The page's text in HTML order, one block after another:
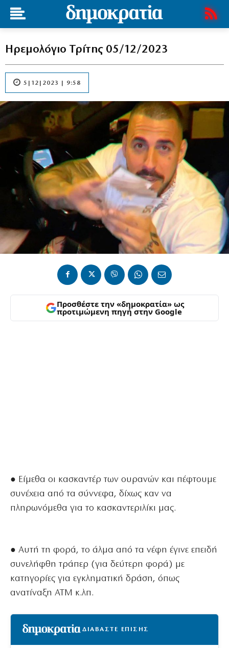
Ηρεμολόγιο Τρίτης 05/12/2023
5|12|2023 | 9:58
Προσθέστε την «δημοκρατία» ως
προτιμώμενη πηγή στην Google
● Είμεθα οι κασκαντέρ των ουρανών και πέφτουμε
συνέχεια από τα σύννεφα, δίχως καν να
πληρωνόμεθα για το κασκαντεριλίκι μας.
● Αυτή τη φορά, το άλμα από τα νέφη έγινε επειδή
συνελήφθη τράπερ (για δεύτερη φορά) με
κατηγορίες για εγκληματική δράση, όπως
ανατίναξη ΑΤΜ κ.λπ.
ΔΙΑΒΑΣΤΕ ΕΠΙΣΗΣ